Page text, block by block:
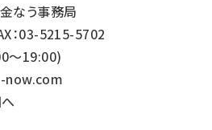
なう事務局
：03-5215-5702
～19:00)
now.com